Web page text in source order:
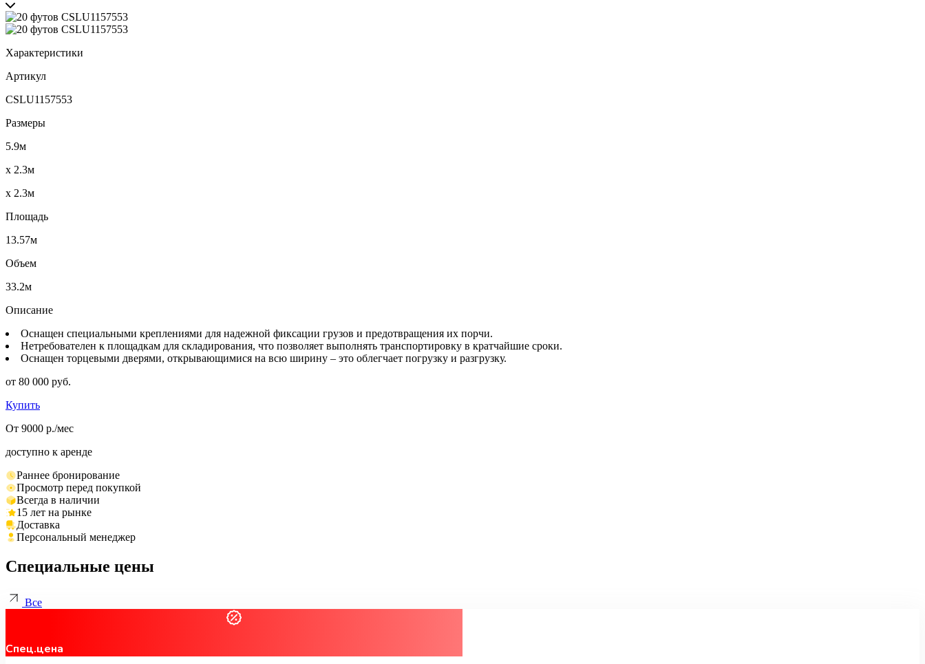
Характеристики
Артикул
CSLU1157553
Размеры
5.9м
x 2.3м
x 2.3м
Площадь
13.57м
Объем
33.2м
Описание
Оснащен специальными креплениями для надежной фиксации грузов и предотвращения их порчи.
Нетребователен к площадкам для складирования, что позволяет выполнять транспортировку в кратчайшие сроки.
Оснащен торцевыми дверями, открывающимися на всю ширину – это облегчает погрузку и разгрузку.
от 80 000 руб.
Купить
От 9000 р./мес
доступно к аренде
Раннее бронирование
Просмотр перед покупкой
Всегда в наличии
15 лет на рынке
Доставка
Персональный менеджер
Специальные цены
Все
Спец.цена